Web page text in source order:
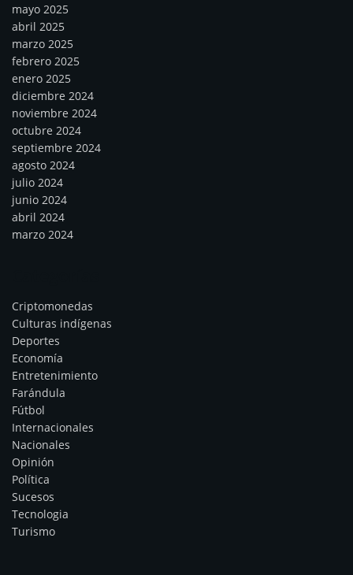
mayo 2025
abril 2025
marzo 2025
febrero 2025
enero 2025
diciembre 2024
noviembre 2024
octubre 2024
septiembre 2024
agosto 2024
julio 2024
junio 2024
abril 2024
marzo 2024
Criptomonedas
Culturas indígenas
Deportes
Economía
Entretenimiento
Farándula
Fútbol
Internacionales
Nacionales
Opinión
Política
Sucesos
Tecnologia
Turismo